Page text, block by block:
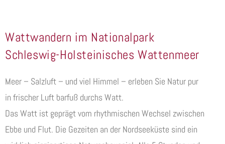
Wattwandern im Nationalpark
Schleswig-Holsteinisches Wattenmeer
Meer – Salzluft – und viel Himmel – erleben Sie Natur pur
in frischer Luft barfuß durchs Watt.
Das Watt ist geprägt vom rhythmischen Wechsel zwischen
Ebbe und Flut. Die Gezeiten an der Nordseeküste sind ein